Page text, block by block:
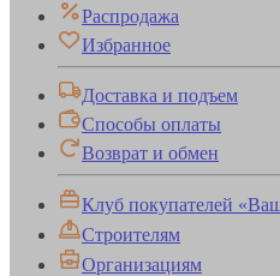
Распродажа
Избранное
Доставка и подъем
Способы оплаты
Возврат и обмен
Клуб покупателей
Строителям
Организациям